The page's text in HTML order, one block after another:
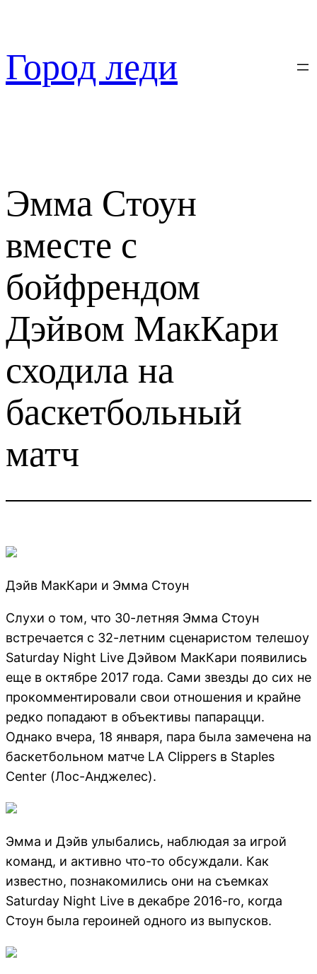
содержимому
Город леди
Эмма Стоун
вместе с
бойфрендом
Дэйвом МакКари
сходила на
баскетбольный
матч
Дэйв МакКари и Эмма Стоун
Слухи о том, что 30-летняя Эмма Стоун
встречается с 32-летним сценаристом телешоу
Saturday Night Live Дэйвом МакКари появились
еще в октябре 2017 года. Сами звезды до сих не
прокомментировали свои отношения и крайне
редко попадают в объективы папарацци.
Однако вчера, 18 января, пара была замечена на
баскетбольном матче LA Clippers в Staples
Center (Лос-Анджелес).
Эмма и Дэйв улыбались, наблюдая за игрой
команд, и активно что-то обсуждали. Как
известно, познакомились они на съемках
Saturday Night Live в декабре 2016-го, когда
Стоун была героиней одного из выпусков.